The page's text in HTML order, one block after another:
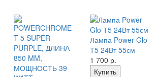
Лампа Power Glo
Т5 24Вт 55см
1 700 р.
Купить